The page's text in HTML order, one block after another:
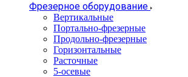
Фрезерное оборудование
Вертикальные
Портально-фрезерные
Продольно-фрезерные
Горизонтальные
Расточные
5-осевые